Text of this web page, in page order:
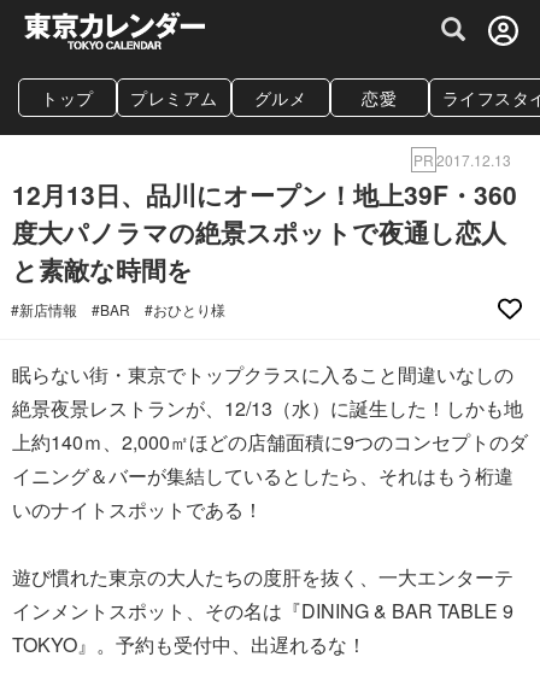
グルメ情報・プレミアムレストラン予約
トップ プレミアム グルメ 恋愛 ライフスタ
PR2017.12.13
12月13日、品川にオープン！地上39F・360
度大パノラマの絶景スポットで夜通し恋人
と素敵な時間を
#新店情報 #BAR #おひとり様
眠らない街・東京でトップクラスに入ること間違いなしの
絶景夜景レストランが、12/13（水）に誕生した！しかも地
上約140ｍ、2,000㎡ほどの店舗面積に9つのコンセプトのダ
イニング＆バーが集結しているとしたら、それはもう桁違
いのナイトスポットである！
遊び慣れた東京の大人たちの度肝を抜く、一大エンターテ
インメントスポット、その名は『DINING & BAR TABLE 9
TOKYO』。予約も受付中、出遅れるな！